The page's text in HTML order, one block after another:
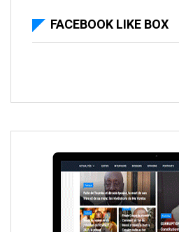
FACEBOOK LIKE BOX